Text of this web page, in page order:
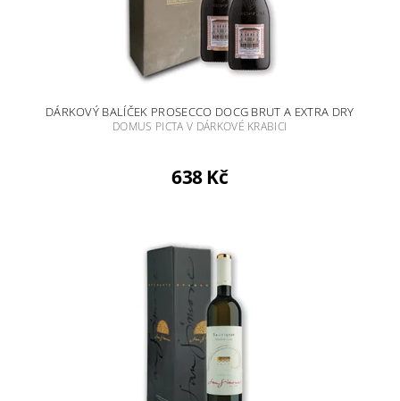
DÁRKOVÝ BALÍČEK PROSECCO DOCG BRUT A EXTRA DRY
DOMUS PICTA V DÁRKOVÉ KRABICI
638 Kč